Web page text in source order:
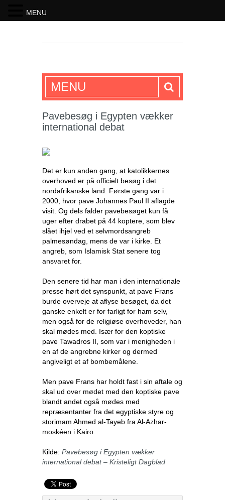
SKRIFTEN
MENU
Pavebesøg i Egypten vækker
international debat
Det er kun anden gang, at katolikkernes
overhoved er på officielt besøg i det
nordafrikanske land. Første gang var i
2000, hvor pave Johannes Paul II aflagde
visit. Og dels falder pavebesøget kun få
uger efter drabet på 44 koptere, som blev
slået ihjel ved et selvmordsangreb
palmesøndag, mens de var i kirke. Et
angreb, som Islamisk Stat senere tog
ansvaret for.
Den senere tid har man i den internationale
presse hørt det synspunkt, at pave Frans
burde overveje at aflyse besøget, da det
ganske enkelt er for farligt for ham selv,
men også for de religiøse overhoveder, han
skal mødes med. Især for den koptiske
pave Tawadros II, som var i menigheden i
en af de angrebne kirker og dermed
angiveligt et af bombemålene.
Men pave Frans har holdt fast i sin aftale og
skal ud over mødet med den koptiske pave
blandt andet også mødes med
repræsentanter fra det egyptiske styre og
storimam Ahmed al-Tayeb fra Al-Azhar-
moskéen i Kairo.
Kilde: Pavebesøg i Egypten vækker
international debat – Kristeligt Dagblad
MENU